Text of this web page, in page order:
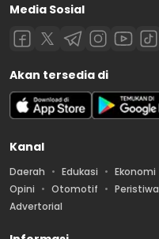
Media Sosial
Akan tersedia di
Kanal
Daerah Edukasi Ekonomi
Opini
Otomotif Peristiwa
Advertorial